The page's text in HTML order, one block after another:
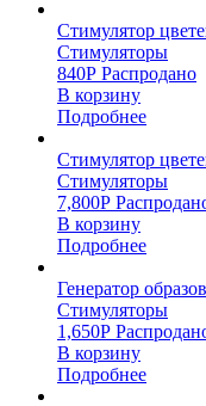
Стимулятор
Стимуляторы
840Р Распродано
В корзину
Подробнее
Стимулятор
Стимуляторы
7,800Р
В корзину
Подробнее
Генератор
Стимуляторы
1,650Р
В корзину
Подробнее